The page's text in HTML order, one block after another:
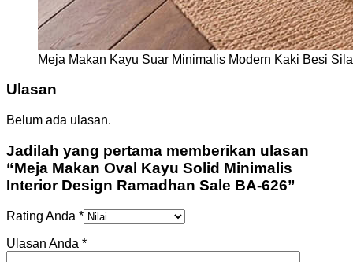
Meja Makan Kayu Suar Minimalis Modern Kaki Besi
Ulasan
Belum ada ulasan.
Jadilah yang pertama memberikan ulasan
“Meja Makan Oval Kayu Solid Minimalis
Interior Design Ramadhan Sale BA-626”
Rating Anda *
Ulasan Anda *